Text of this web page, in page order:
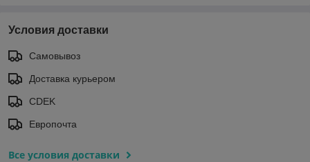
Условия доставки
Самовывоз
Доставка курьером
CDEK
Европочта
Все условия доставки